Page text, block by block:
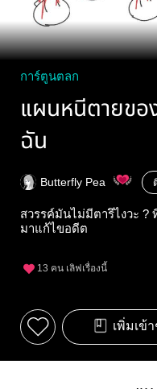
การ์ตูนตลก
แผนหนีตายขอ
ฉัน
Butterfly Pea
สวรรค์มันไม่มีตารึไงวะ ?
มาแก้ไขอดีต
13 คน เลิฟเรื่องนี้
เพิ่มเข้